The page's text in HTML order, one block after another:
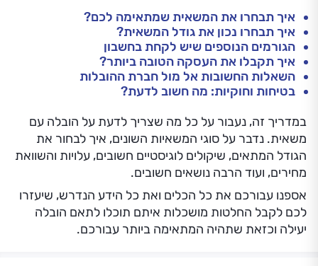
איך תבחרו את המשאית שמתאימה לכם?
איך תבחרו נכון את גודל המשאית?
הגורמים הנוספים שיש לקחת בחשבון
איך תקבלו את העסקה הטובה ביותר?
השאלות החשובות אל מול חברת ההובלות
בטיחות וחוקיות: מה חשוב לדעת?
במדריך זה, נעבור על כל מה שצריך לדעת על הובלה עם
משאית. נדבר על סוגי המשאיות השונים, איך לבחור את
הגודל המתאים, שיקולים לוגיסטיים חשובים, עלויות והשוואת
מחירים, ועוד הרבה נושאים חשובים.
אספנו עבורכם את כל הכלים ואת כל הידע הנדרש, שיעזרו
לכם לקבל החלטות מושכלות איתם תוכלו לתאם הובלה
יעילה וכזאת שתהיה המתאימה ביותר עבורכם.